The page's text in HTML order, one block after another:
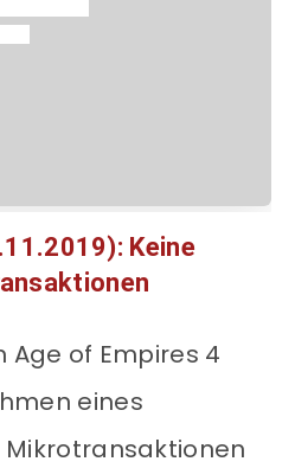
Keine
Age of Empires 4
eines